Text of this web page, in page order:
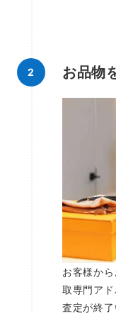
お品物
お客様か
取専門アド
査定が終